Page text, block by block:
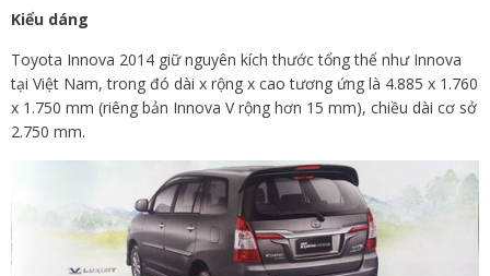
Kiểu dáng
Toyota Innova 2014 giữ nguyên kích thước tổng thể như Innova
tại Việt Nam, trong đó dài x rộng x cao tương ứng là 4.885 x 1.760
x 1.750 mm (riêng bản Innova V rộng hơn 15 mm), chiều dài cơ sở
2.750 mm.